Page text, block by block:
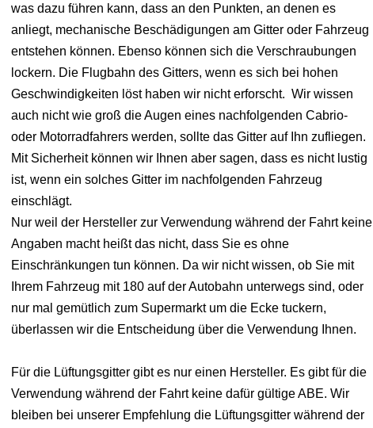
was dazu führen kann, dass an den Punkten, an denen es
anliegt, mechanische Beschädigungen am Gitter oder Fahrzeug
entstehen können. Ebenso können sich die Verschraubungen
lockern. Die Flugbahn des Gitters, wenn es sich bei hohen
Geschwindigkeiten löst haben wir nicht erforscht. Wir wissen
auch nicht wie groß die Augen eines nachfolgenden Cabrio-
oder Motorradfahrers werden, sollte das Gitter auf Ihn zufliegen.
Mit Sicherheit können wir Ihnen aber sagen, dass es nicht lustig
ist, wenn ein solches Gitter im nachfolgenden Fahrzeug
einschlägt.
Nur weil der Hersteller zur Verwendung während der Fahrt keine
Angaben macht heißt das nicht, dass Sie es ohne
Einschränkungen tun können. Da wir nicht wissen, ob Sie mit
Ihrem Fahrzeug mit 180 auf der Autobahn unterwegs sind, oder
nur mal gemütlich zum Supermarkt um die Ecke tuckern,
überlassen wir die Entscheidung über die Verwendung Ihnen.
Für die Lüftungsgitter gibt es nur einen Hersteller. Es gibt für die
Verwendung während der Fahrt keine dafür gültige ABE. Wir
bleiben bei unserer Empfehlung die Lüftungsgitter während der